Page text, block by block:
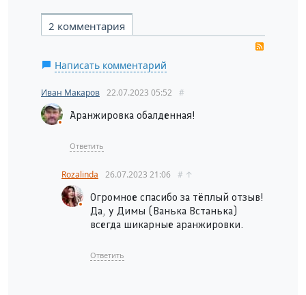
2 комментария
Написать комментарий
Иван Макаров 22.07.2023 05:52 #
Аранжировка обалденная!
Ответить
Rozalinda 26.07.2023 21:06 # ↑
Огромное спасибо за тёплый отзыв!
Да, у Димы (Ванька Встанька)
всегда шикарные аранжировки.
Ответить